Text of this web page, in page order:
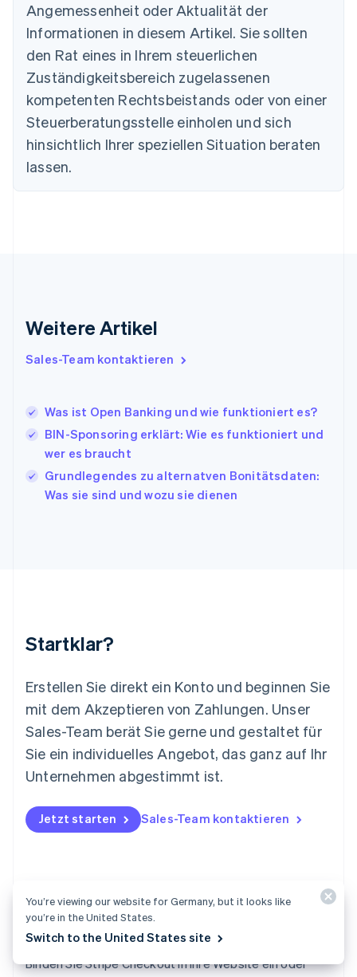
Angemessenheit oder Aktualität der
Informationen in diesem Artikel. Sie sollten
den Rat eines in Ihrem steuerlichen
Zuständigkeitsbereich zugelassenen
kompetenten Rechtsbeistands oder von einer
Steuerberatungsstelle einholen und sich
hinsichtlich Ihrer speziellen Situation beraten
lassen.
Weitere Artikel
Sales-Team kontaktieren
Was ist Open Banking und wie funktioniert es?
BIN-Sponsoring erklärt: Wie es funktioniert und
wer es braucht
Grundlegendes zu alternatven Bonitätsdaten:
Was sie sind und wozu sie dienen
Startklar?
Erstellen Sie direkt ein Konto und beginnen Sie
mit dem Akzeptieren von Zahlungen. Unser
Sales-Team berät Sie gerne und gestaltet für
Sie ein individuelles Angebot, das ganz auf Ihr
Unternehmen abgestimmt ist.
Jetzt starten Sales-Team kontaktieren
Checkout
Binden Sie Stripe Checkout in Ihre Website ein oder
English
Dänemark
English
Deutschland
DeutschEnglish
Estland
Festlandchina
简体中文English
Finnland
English
Frankreich
Irland
Italien
日本語 English
EnglishFrançais
Kroatien
EnglishItaliano
Lettland
English
Malta
Mexiko
Neuseeland
English
Niederlande
Nederlands English
Norwegen
Österreich
DeutschEnglish
Rumänien
English
Schweden
Schweiz
You’re viewing our website for Germany, but it looks like
you’re in the United States.
Switch to the United States site